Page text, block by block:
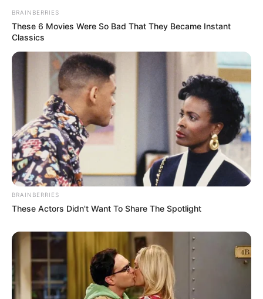
BRAINBERRIES
These 6 Movies Were So Bad That They Became Instant
Classics
BRAINBERRIES
These Actors Didn't Want To Share The Spotlight